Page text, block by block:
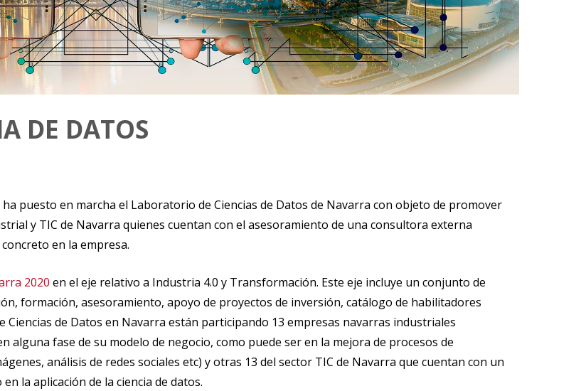
DE DATOS
puesto en marcha el Laboratorio de Ciencias de Datos de Navarra con objeto de promover
y TIC de Navarra quienes cuentan con el asesoramiento de una consultora externa
en la empresa.
2020 en el eje relativo a Industria 4.0 y Transformación. Este eje incluye un conjunto de
formación, asesoramiento, apoyo de proyectos de inversión, catálogo de habilitadores
de Datos en Navarra están participando 13 empresas navarras industriales
alguna fase de su modelo de negocio, como puede ser en la mejora de procesos de
análisis de redes sociales etc) y otras 13 del sector TIC de Navarra que cuentan con un
la aplicación de la ciencia de datos.